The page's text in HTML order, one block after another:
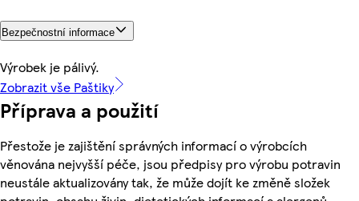
Bezpečnostní informace
Výrobek je pálivý.
Zobrazit vše Paštiky
Příprava a použití
Přestože je zajištění správných informací o výrobcích
věnována nejvyšší péče, jsou předpisy pro výrobu potravin
neustále aktualizovány tak, že může dojít ke změně složek